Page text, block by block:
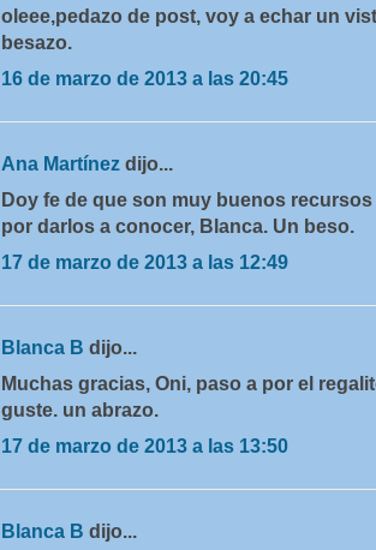
oleee,pedazo de post, voy a echar un
besazo.
16 de marzo de 2013 a las 20:45
Ana Martínez dijo...
Doy fe de que son muy buenos
por darlos a conocer, Blanca. Un beso.
17 de marzo de 2013 a las 12:49
Blanca B dijo...
Muchas gracias, Oni, paso a por el
guste. un abrazo.
17 de marzo de 2013 a las 13:50
Blanca B dijo...